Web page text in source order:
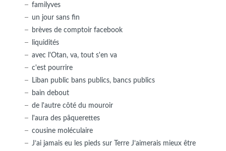
familyves
un jour sans fin
brèves de comptoir facebook
liquidités
avec l'Otan, va, tout s'en va
c'est pourrire
Liban public bans publics, bancs publics
bain debout
de l'autre côté du mouroir
l'aura des pâquerettes
cousine moléculaire
J’ai jamais eu les pieds sur Terre J’aimerais mieux être